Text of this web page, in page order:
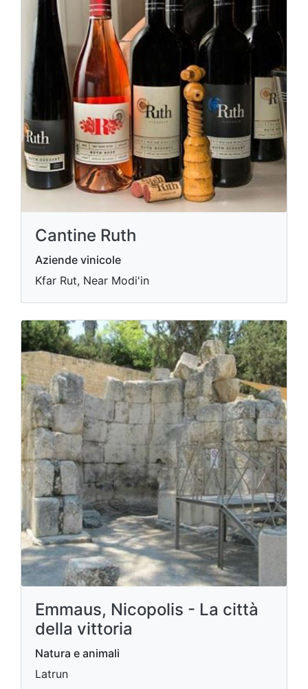
Cantine Ruth
Aziende vinicole
Kfar Rut, Near Modi'in
Emmaus, Nicopolis - La città
della vittoria
Natura e animali
Latrun